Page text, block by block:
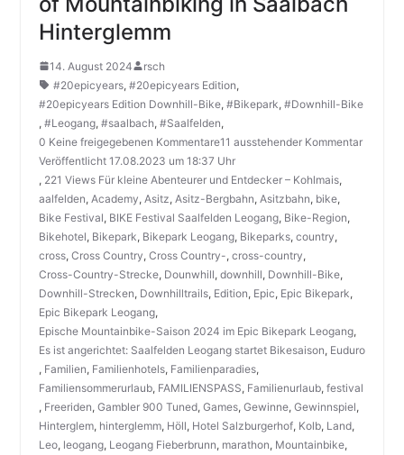
Hinterglemm
14. August 2024
rsch
#20epicyears, #20epicyears Edition,
#20epicyears Edition Downhill-Bike, #Bikepark, #Downhill-Bike
, #Leogang, #saalbach, #Saalfelden,
0 Keine freigegebenen Kommentare11 ausstehender Kommentar
Veröffentlicht 17.08.2023 um 18:37 Uhr
, 221 Views Für kleine Abenteurer und Entdecker – Kohlmais,
aalfelden, Academy, Asitz, Asitz-Bergbahn, Asitzbahn, bike,
Bike Festival, BIKE Festival Saalfelden Leogang, Bike-Region,
Bikehotel, Bikepark, Bikepark Leogang, Bikeparks, country,
cross, Cross Country, Cross Country-, cross-country,
Cross-Country-Strecke, Dounwhill, downhill, Downhill-Bike,
Downhill-Strecken, Downhilltrails, Edition, Epic, Epic Bikepark,
Epic Bikepark Leogang,
Epische Mountainbike-Saison 2024 im Epic Bikepark Leogang,
Es ist angerichtet: Saalfelden Leogang startet Bikesaison, Euduro
, Familien, Familienhotels, Familienparadies,
Familiensommerurlaub, FAMILIENSPASS, Familienurlaub, festival
, Freeriden, Gambler 900 Tuned, Games, Gewinne, Gewinnspiel,
Hinterglem, hinterglemm, Höll, Hotel Salzburgerhof, Kolb, Land,
Leo, leogang, Leogang Fieberbrunn, marathon, Mountainbike,